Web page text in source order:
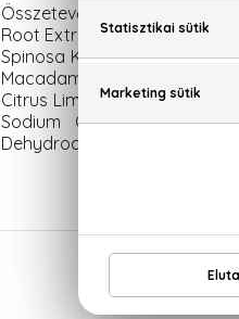
Összetevők: Aqua, Caprylyl/
Root Extract, Olea Europaea
Spinosa Kernel Oil, Vitis
Macadamia Integrifolia/
Citrus Limon Peel Oil, Citrus
Sodium Cocoyl
Dehydroacetic Acid,